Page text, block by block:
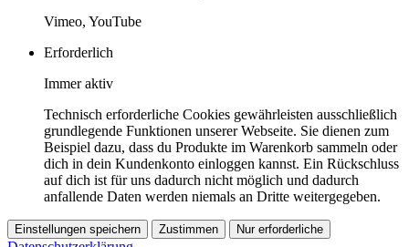
Vimeo, YouTube
Erforderlich
Immer aktiv
Technisch erforderliche Cookies gewährleisten ausschließlich
grundlegende Funktionen unserer Webseite. Sie dienen zum
Beispiel dazu, dass du Produkte im Warenkorb sammeln oder
dich in dein Kundenkonto einloggen kannst. Ein Rückschluss
auf dich ist für uns dadurch nicht möglich und dadurch
anfallende Daten werden niemals an Dritte weitergegeben.
Einstellungen speichern Zustimmen Nur erforderliche